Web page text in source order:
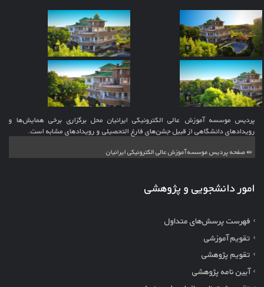
پردیس موسسه آموزش عالی الکترونیکی ایرانیان محل برگزاری برخی همایش‌ها و
رویدادهای دانشگاهی از قبیل جشن‌های فارغ التحصیلی و رویدادهای مشابه است.
⇚ صفحه پردیس موسسه آموزش عالی الکترونیکی ایرانیان
امور دانشجویی و پژوهشی
فهرست پرسش‌های متداول
تقویم آموزشی
تقویم پژوهشی
آیین نامه پژوهشی